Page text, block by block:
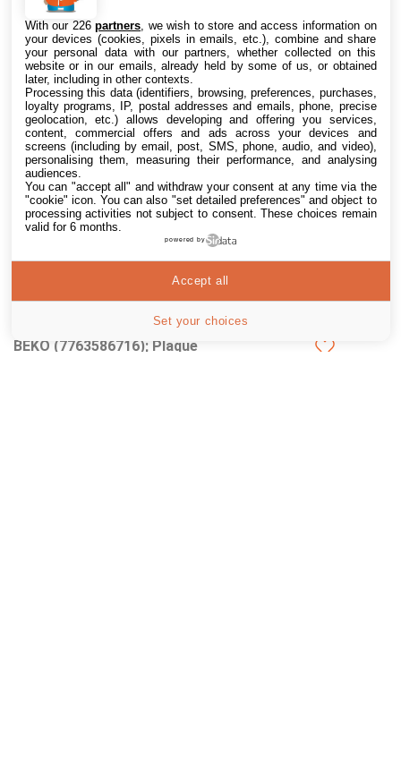
Beko Four multifonction
encastrable 72l 60cm
catalyse inox bbie13300xc
Description du produit : Découvrez
le Four Catalyse BEKO
BBIE13300XC, l'alliance parfaite
entre performance et...
2 offres
à partir de317,46€
BEKO (7763586716); Plaque
With our 226partners , we wish to store and access information on
your devices (cookies, pixels in emails, etc.), combine and share
your personal data with our partners, whether collected on this
website or in our emails, already held by some of us, or obtained
later, including in other contexts.
Processing this data (identifiers, browsing, preferences, purchases,
loyalty programs, IP, postal addresses and emails, phone, precise
geolocation, etc.) allows developing and offering you services,
content, commercial offers and ads across your devices and
screens (including by email, post, SMS, phone, audio, and video),
personalising them, measuring their performance, and analysing
audiences.
You can "accept all" and withdraw your consent at any time via the
"cookie" icon. You can also "set detailed preferences" and object to
processing activities not subject to consent. These choices remain
valid for 6 months.
powered by
Set your choices
Accept all